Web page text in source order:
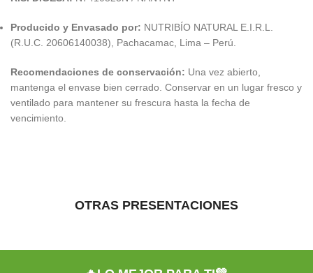
Producido y Envasado por: NUTRIBÍO NATURAL E.I.R.L.
(R.U.C. 20606140038), Pachacamac, Lima – Perú.
Recomendaciones de conservación: Una vez abierto,
mantenga el envase bien cerrado. Conservar en un lugar fresco y
ventilado para mantener su frescura hasta la fecha de
vencimiento.
OTRAS PRESENTACIONES